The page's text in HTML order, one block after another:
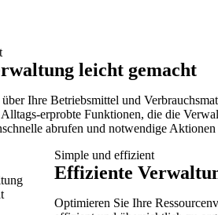
leicht gemacht
Ihre Betriebsmittel und
erprobte Funktionen, die die
abrufen und notwendige
Simple und effizient
Effiziente
Optimieren Sie Ihre